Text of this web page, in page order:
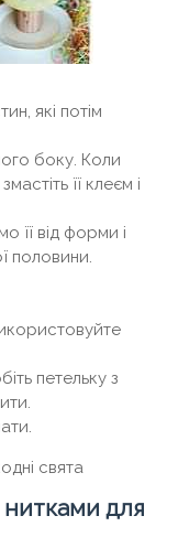
які потім
боку. Коли
її клеєм і
її від форми і
половини.
петельку з
свята
для